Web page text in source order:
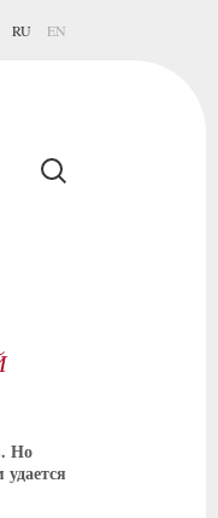
RU EN
Но